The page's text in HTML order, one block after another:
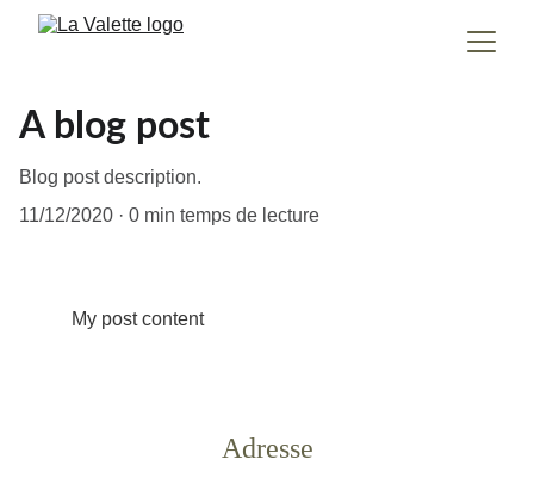
A blog post
Blog post description.
11/12/2020
0 min temps de lecture
My post content
Adresse